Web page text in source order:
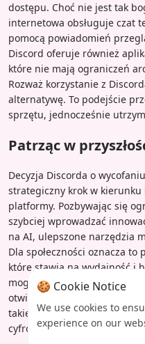
dostępu. Choć nie jest tak
internetowa obsługuje czat
pomocą powiadomień
Discord oferuje również
które nie mają ograniczeń
Rozważ korzystanie z
alternatywę. To podejście
sprzętu, jednocześnie
Patrząc w
Decyzja Discorda o
strategiczny krok w
platformy. Pozbywając się
szybciej wprowadzać
na AI, ulepszone narzędzia
Dla społeczności oznacza to
które stawia na wydajność i
mogą być niewygodne,
otwiera drzwi do
takiego, który rozwija się
cyfrowym.
🍪 Cookie Notice
We use cookies to
experience on our